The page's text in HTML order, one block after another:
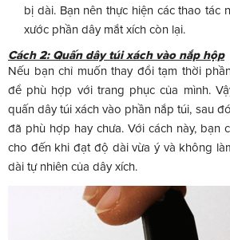
bị dài. Bạn nên thực hiện các thao tác
xước phần dây mắt xích còn lại.
Cách 2: Quấn dây túi xách vào nắp hộp
Nếu bạn chỉ muốn thay đổi tạm thời
để phù hợp với trang phục của mình.
quấn dây túi xách vào phần nắp túi, sau
đã phù hợp hay chưa. Với cách này, bạn
cho đến khi đạt độ dài vừa ý và không
dài tự nhiên của dây xích.